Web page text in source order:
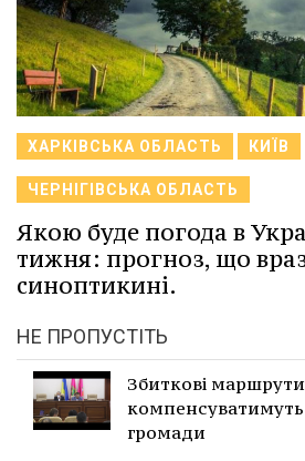
ХАРКІВСЬКА ОБЛАСТЬ КИЇВ
ЧЕРНІГІВСЬКА ОБЛАСТЬ
Якою буде погода в
тижня: прогноз, що
синоптикині.
НЕ ПРОПУСТІТЬ
Збиткові
громади